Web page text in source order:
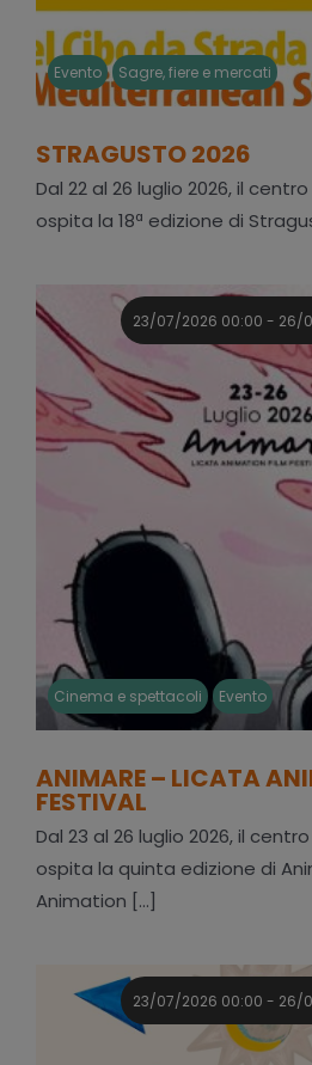
Evento Sagre, fiere e mercati
STRAGUSTO 2026
Dal 22 al 26 luglio 2026, il
ospita la 18ª edizione di
23/07/2026 00:00 - 26/
Cinema e spettacoli Evento
ANIMARE – LICATA
FESTIVAL
Dal 23 al 26 luglio 2026, il
ospita la quinta edizione di
Animation [...]
23/07/2026 00:00 - 26/